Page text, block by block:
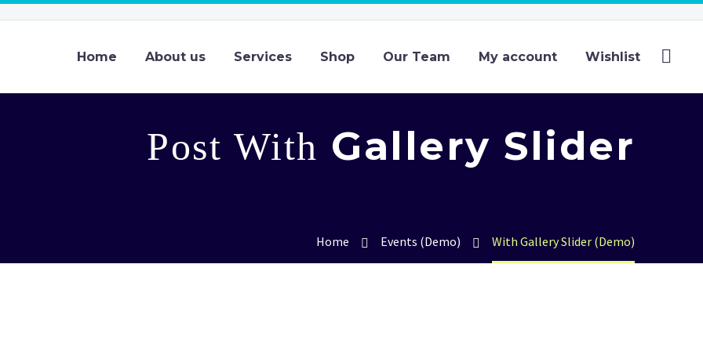
Home About us Services Shop Our Team My account Wishlist
Post With Gallery Slider
Home Events (Demo) With Gallery Slider (Demo)